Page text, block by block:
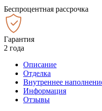
Беспроцентная рассрочка
Гарантия
2 года
Описание
Отделка
Внутреннее
Информация
Отзывы